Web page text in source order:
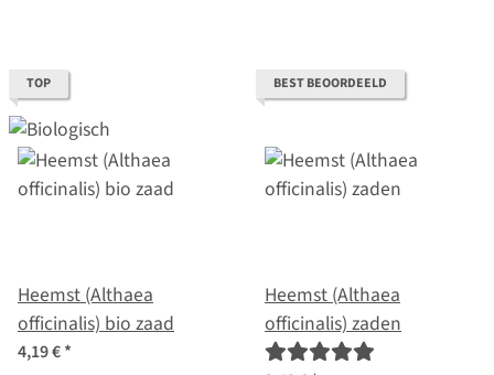
TOP
Heemst (Althaea
officinalis) bio zaad
4,19 €*
BEST BEOORDEELD
Heemst (Althaea
officinalis) zaden